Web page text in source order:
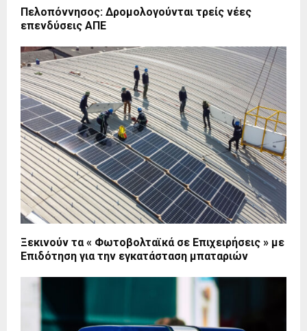
Πελοπόννησος: Δρομολογούνται τρείς νέες
επενδύσεις ΑΠΕ
Ξεκινούν τα « Φωτοβολταϊκά σε Eπιχειρήσεις » με
Επιδότηση για την εγκατάσταση μπαταριών